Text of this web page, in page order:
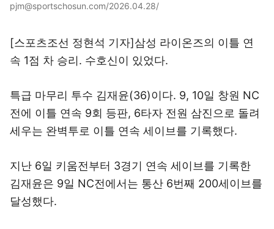
pjm@sportschosun.com/2026.04.28/
[스포츠조선 정현석 기자]삼성 라이온즈의 이틀 연
속 1점 차 승리. 수호신이 있었다.
특급 마무리 투수 김재윤(36)이다. 9, 10일 창원 NC
전에 이틀 연속 9회 등판, 6타자 전원 삼진으로 돌려
세우는 완벽투로 이틀 연속 세이브를 기록했다.
지난 6일 키움전부터 3경기 연속 세이브를 기록한
김재윤은 9일 NC전에서는 통산 6번째 200세이브를
달성했다.